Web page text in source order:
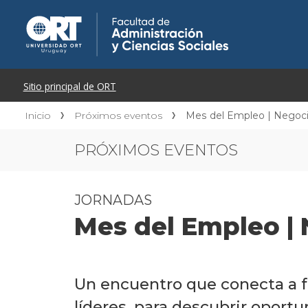
Inicio Próximos eventos Mes del Empleo |
PRÓXIMOS EVENTOS
Mes del Empleo
JORNADAS
Un encuentro que conecta a